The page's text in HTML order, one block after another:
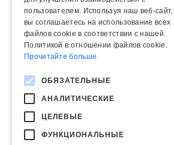
пользователем. Используя наш веб-сайт,
вы соглашаетесь на использование всех
файлов cookie в соответствии с нашей
Политикой в ​​отношении файлов cookie.
Прочитайте больше
ОБЯЗАТЕЛЬНЫЕ
АНАЛИТИЧЕСКИЕ
ЦЕЛЕВЫЕ
ФУНКЦИОНАЛЬНЫЕ